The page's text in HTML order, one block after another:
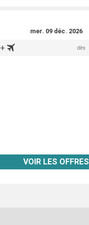
mer. 09 déc. 2026
+ dès
VOIR LES OFFRES